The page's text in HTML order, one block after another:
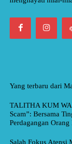
Yang terbaru dari
TALITHA KUM
Scam”: Bersama
Perdagangan
Salah Fokus Atensi